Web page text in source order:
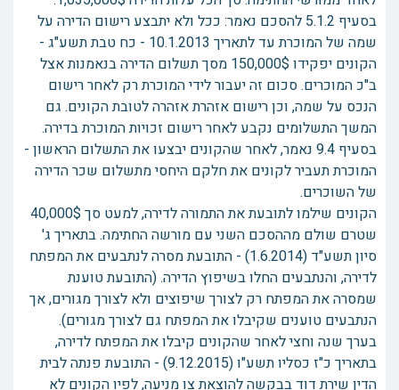
בסעיף 5.1.2 להסכם נאמר: ככל ולא יתבצע רישום הדירה על
שמה של המוכרת עד לתאריך 10.1.2013 - כח טבת תשע"ג -
הקונים יפקידו 150,000$ מסך תשלום הדירה בנאמנות אצל
ב"כ המוכרים. סכום זה יעבור לידי המוכרת רק לאחר רישום
הנכס על שמה, וכן רישום אזהרת אזהרה לטובת הקונים. גם
המשך התשלומים נקבע לאחר רישום זכויות המוכרת בדירה.
בסעיף 9.4 נאמר, לאחר שהקונים יבצעו את התשלום הראשון -
המוכרת תעביר לקונים את חלקם היחסי מתשלום שכר הדירה
של השוכרים.
הקונים שילמו לתובעת את התמורה לדירה, למעט סך 40,000$
שטרם שולם מההסכם השני עם מורשה החתימה. בתאריך ג'
סיון תשע"ד (1.6.2014) - התובעת מסרה לנתבעים את המפתח
לדירה, והנתבעים החלו בשיפוץ הדירה. (התובעת טוענת
שמסרה את המפתח רק לצורך שיפוצים ולא לצורך מגורים, אך
הנתבעים טוענים שקיבלו את המפתח גם לצורך מגורים).
בערך שנה וחצי לאחר שהקונים קיבלו את המפתח לדירה,
בתאריך כ"ז כסליו תשע"ו (9.12.2015) - התובעת פנתה לבית
הדין שירת דוד בבקשה להוצאת צו מניעה, לפיו הקונים לא